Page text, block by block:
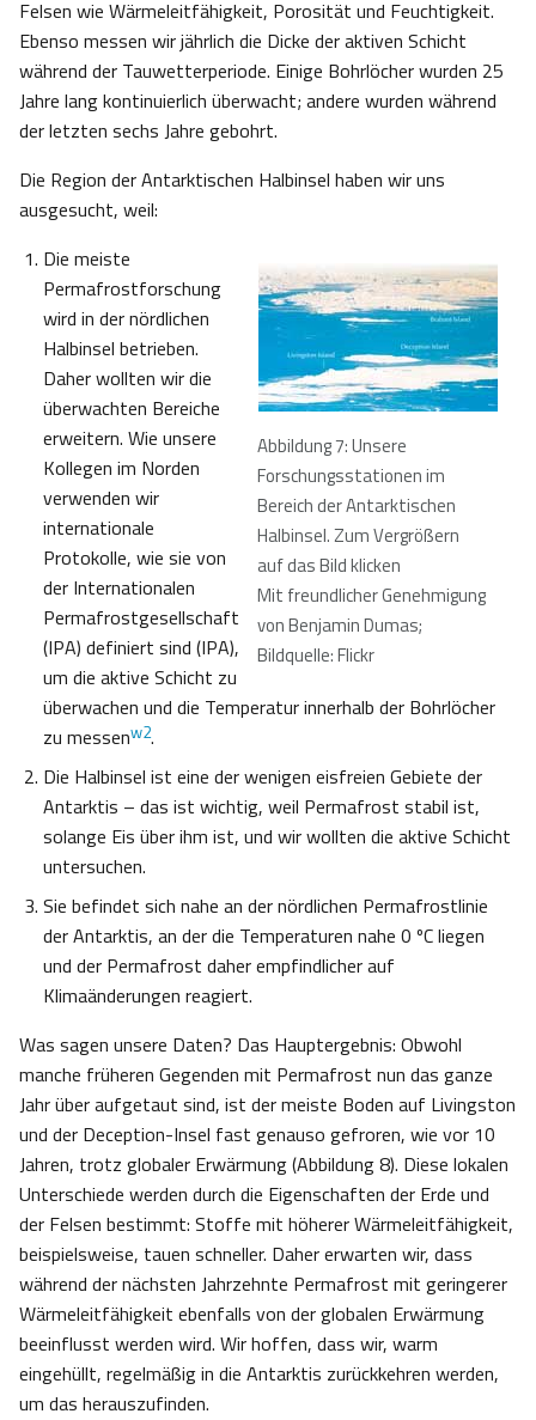
Felsen wie Wärmeleitfähigkeit, Porosität und Feuchtigkeit.
Ebenso messen wir jährlich die Dicke der aktiven Schicht
während der Tauwetterperiode. Einige Bohrlöcher wurden 25
Jahre lang kontinuierlich überwacht; andere wurden während
der letzten sechs Jahre gebohrt.
Die Region der Antarktischen Halbinsel haben wir uns
ausgesucht, weil:
Abbildung 7: Unsere
Forschungsstationen im
Bereich der Antarktischen
Halbinsel. Zum Vergrößern
auf das Bild klicken
Mit freundlicher Genehmigung
von Benjamin Dumas;
Bildquelle: Flickr
Die meiste
Permafrostforschung
wird in der nördlichen
Halbinsel betrieben.
Daher wollten wir die
überwachten Bereiche
erweitern. Wie unsere
Kollegen im Norden
verwenden wir
internationale
Protokolle, wie sie von
der Internationalen
Permafrostgesellschaft
(IPA) definiert sind (IPA),
um die aktive Schicht zu
überwachen und die Temperatur innerhalb der Bohrlöcher
zu messenw2.
Die Halbinsel ist eine der wenigen eisfreien Gebiete der
Antarktis – das ist wichtig, weil Permafrost stabil ist,
solange Eis über ihm ist, und wir wollten die aktive Schicht
untersuchen.
Sie befindet sich nahe an der nördlichen Permafrostlinie
der Antarktis, an der die Temperaturen nahe 0 ºC liegen
und der Permafrost daher empfindlicher auf
Klimaänderungen reagiert.
Was sagen unsere Daten? Das Hauptergebnis: Obwohl
manche früheren Gegenden mit Permafrost nun das ganze
Jahr über aufgetaut sind, ist der meiste Boden auf Livingston
und der Deception-Insel fast genauso gefroren, wie vor 10
Jahren, trotz globaler Erwärmung (Abbildung 8). Diese lokalen
Unterschiede werden durch die Eigenschaften der Erde und
der Felsen bestimmt: Stoffe mit höherer Wärmeleitfähigkeit,
beispielsweise, tauen schneller. Daher erwarten wir, dass
während der nächsten Jahrzehnte Permafrost mit geringerer
Wärmeleitfähigkeit ebenfalls von der globalen Erwärmung
beeinflusst werden wird. Wir hoffen, dass wir, warm
eingehüllt, regelmäßig in die Antarktis zurückkehren werden,
um das herauszufinden.